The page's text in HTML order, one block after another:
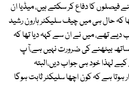
فیصلوں کا دفاع کر سکتے ہیں، میڈیا ان
کہ حال ہی میں چیف سلیکٹر ہارون رشید
تھے، میں نے ان سے کہہ دیا تھا کہ
بیٹھنے کی ضرورت نہیں ہے،آپ
لہذا خود ہی جواب دیں،البتہ
ہے کہ کون اچھا سلیکٹر ثابت ہوگا